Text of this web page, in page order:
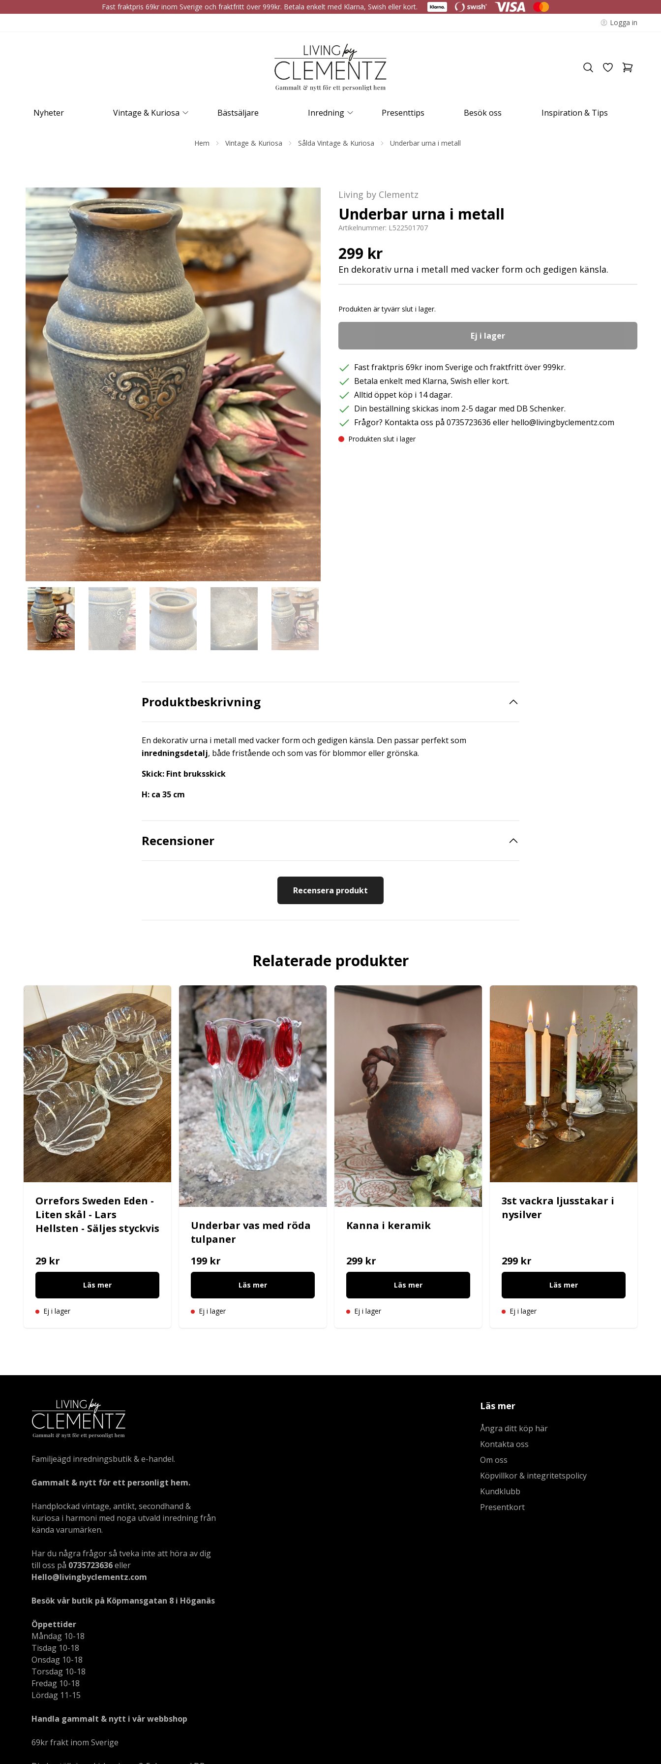
Fast fraktpris 69kr inom Sverige och fraktfritt över 999kr. Betala enkelt med Klarna, Swish eller kort.
Logga in
Nyheter Vintage & Kuriosa Bästsäljare Inredning Presenttips Besök oss Inspiration & Tips
Hem Vintage & Kuriosa Sålda Vintage & Kuriosa Underbar urna i metall
Living by Clementz
Underbar urna i metall
Artikelnummer: L522501707
299 kr
En dekorativ urna i metall med vacker form och gedigen känsla.
Produkten är tyvärr slut i lager.
Ej i lager
Fast fraktpris 69kr inom Sverige och fraktfritt över 999kr.
Betala enkelt med Klarna, Swish eller kort.
Alltid öppet köp i 14 dagar.
Din beställning skickas inom 2-5 dagar med DB Schenker.
Frågor? Kontakta oss på 0735723636 eller hello@livingbyclementz.com
Produkten slut i lager
Produktbeskrivning
En dekorativ urna i metall med vacker form och gedigen känsla. Den passar perfekt som
inredningsdetalj, både fristående och som vas för blommor eller grönska.
Skick: Fint bruksskick
H: ca 35 cm
Recensioner
Recensera produkt
Relaterade produkter
Orrefors Sweden Eden -
Liten skål - Lars
Hellsten - Säljes styckvis
29 kr
Läs mer
Ej i lager
Underbar vas med röda
tulpaner
199 kr
Läs mer
Ej i lager
Kanna i keramik
299 kr
Läs mer
Ej i lager
3st vackra ljusstakar i
nysilver
299 kr
Läs mer
Ej i lager
Familjeägd inredningsbutik & e-handel.
Gammalt & nytt för ett personligt hem.
Handplockad vintage, antikt, secondhand &
kuriosa i harmoni med noga utvald inredning från
kända varumärken.
Har du några frågor så tveka inte att höra av dig
till oss på 0735723636eller
Hello@livingbyclementz.com
Besök vår butik på Köpmansgatan 8 i Höganäs
Öppettider
Måndag 10-18
Tisdag 10-18
Onsdag 10-18
Torsdag 10-18
Fredag 10-18
Lördag 11-15
Handla gammalt & nytt i vår webbshop
69kr frakt inom Sverige
Läs mer
Ångra ditt köp här
Kontakta oss
Om oss
Köpvillkor & integritetspolicy
Kundklubb
Presentkort